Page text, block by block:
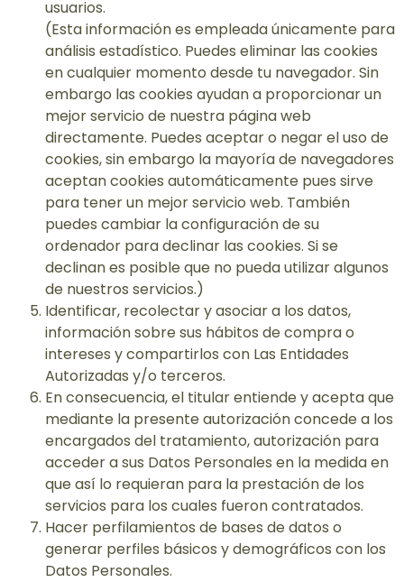
usuarios.
(Esta información es empleada únicamente para
análisis estadístico. Puedes eliminar las cookies
en cualquier momento desde tu navegador. Sin
embargo las cookies ayudan a proporcionar un
mejor servicio de nuestra página web
directamente. Puedes aceptar o negar el uso de
cookies, sin embargo la mayoría de navegadores
aceptan cookies automáticamente pues sirve
para tener un mejor servicio web. También
puedes cambiar la configuración de su
ordenador para declinar las cookies. Si se
declinan es posible que no pueda utilizar algunos
de nuestros servicios.)
Identificar, recolectar y asociar a los datos,
información sobre sus hábitos de compra o
intereses y compartirlos con Las Entidades
Autorizadas y/o terceros.
En consecuencia, el titular entiende y acepta que
mediante la presente autorización concede a los
encargados del tratamiento, autorización para
acceder a sus Datos Personales en la medida en
que así lo requieran para la prestación de los
servicios para los cuales fueron contratados.
Hacer perfilamientos de bases de datos o
generar perfiles básicos y demográficos con los
Datos Personales.